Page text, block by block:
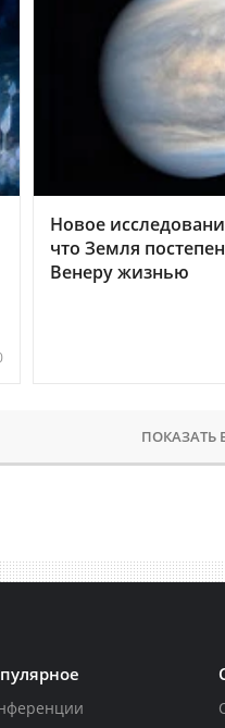
Новое
что Земля
Венеру жизнью
ПОКАЗАТЬ